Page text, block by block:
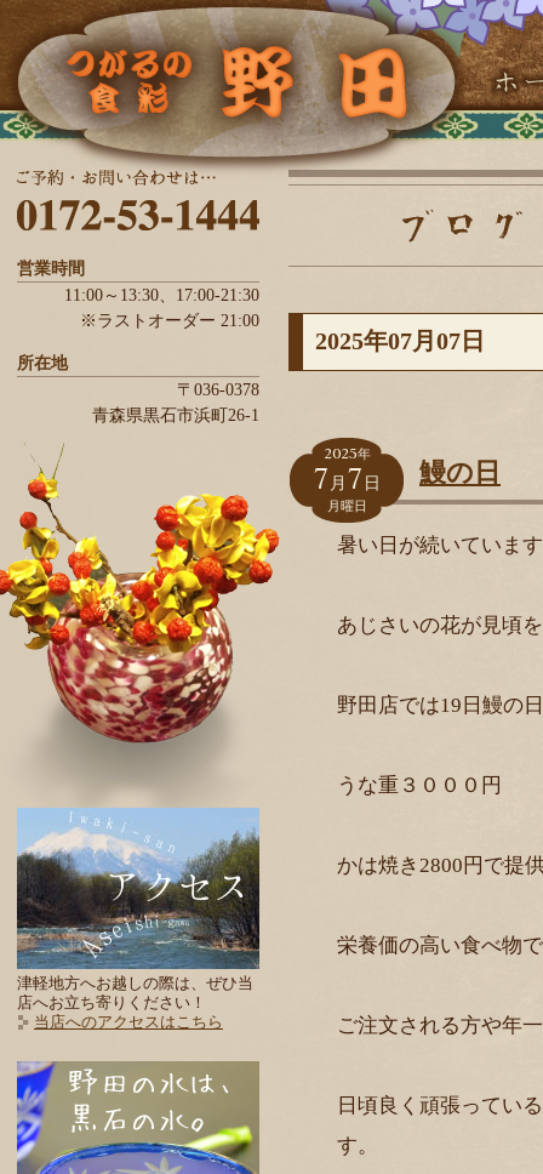
営業時間
11:00～13:30、 17:00-21:30
※ラストオーダー 21:00
所在地
〒036-0378
青森県黒石市浜町26-1
津軽地方へお越しの際は、ぜひ当
店へお立ち寄りください！
当店へのアクセスはこちら
2025年07月07日
2025年
7 月 7 日
月曜日
鰻の日
暑い日が続いていま
あじさいの花が見頃
野田店では19日鰻の
うな重３０００円
かは焼き2800円で提
栄養価の高い食べ物
ご注文される方や年
日頃良く頑張ってい
す。